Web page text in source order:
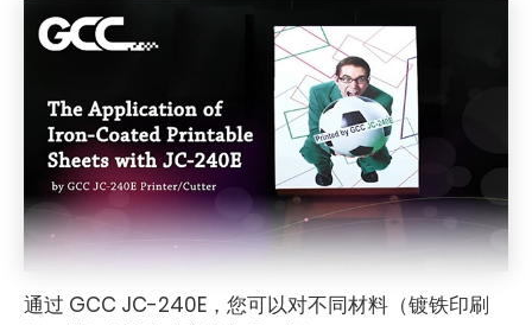
通过 GCC JC-240E，您可以对不同材料（镀铁印刷